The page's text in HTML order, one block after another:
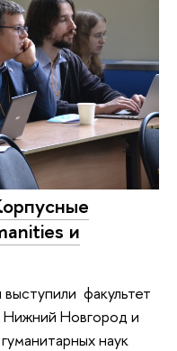
и
факультет
Новгород и
наук